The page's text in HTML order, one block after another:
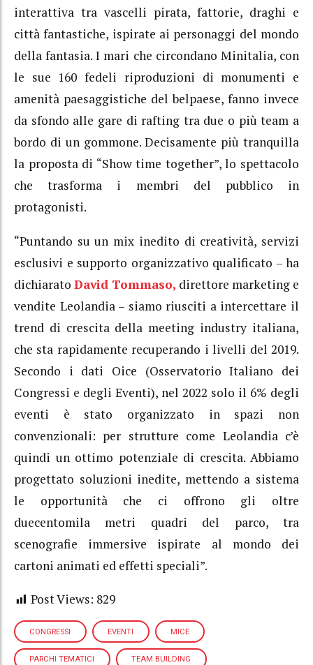
interattiva tra vascelli pirata, fattorie, draghi e
città fantastiche, ispirate ai personaggi del mondo
della fantasia. I mari che circondano Minitalia, con
le sue 160 fedeli riproduzioni di monumenti e
amenità paesaggistiche del belpaese, fanno invece
da sfondo alle gare di rafting tra due o più team a
bordo di un gommone. Decisamente più tranquilla
la proposta di “Show time together”, lo spettacolo
che trasforma i membri del pubblico in
protagonisti.
“Puntando su un mix inedito di creatività, servizi
esclusivi e supporto organizzativo qualificato – ha
dichiarato David Tommaso, direttore marketing e
vendite Leolandia – siamo riusciti a intercettare il
trend di crescita della meeting industry italiana,
che sta rapidamente recuperando i livelli del 2019.
Secondo i dati Oice (Osservatorio Italiano dei
Congressi e degli Eventi), nel 2022 solo il 6% degli
eventi è stato organizzato in spazi non
convenzionali: per strutture come Leolandia c’è
quindi un ottimo potenziale di crescita. Abbiamo
progettato soluzioni inedite, mettendo a sistema
le opportunità che ci offrono gli oltre
duecentomila metri quadri del parco, tra
scenografie immersive ispirate al mondo dei
cartoni animati ed effetti speciali”.
Post Views: 829
CONGRESSI EVENTI MICE
PARCHI TEMATICI TEAM BUILDING